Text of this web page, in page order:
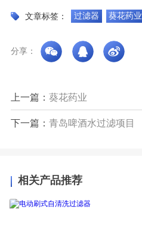
文章标签： 过滤器 葵花药业
分享：
上一篇： 葵花药业
下一篇： 青岛啤酒水过滤项目
相关产品推荐